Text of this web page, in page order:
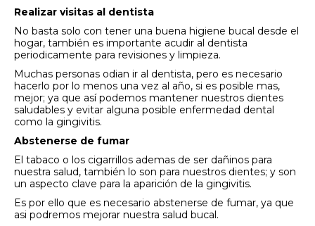
Realizar visitas al dentista
No basta solo con tener una buena higiene bucal desde el
hogar, también es importante acudir al dentista
periodicamente para revisiones y limpieza.
Muchas personas odian ir al dentista, pero es necesario
hacerlo por lo menos una vez al año, si es posible mas,
mejor; ya que así podemos mantener nuestros dientes
saludables y evitar alguna posible enfermedad dental
como la gingivitis.
Abstenerse de fumar
El tabaco o los cigarrillos ademas de ser dañinos para
nuestra salud, también lo son para nuestros dientes; y son
un aspecto clave para la aparición de la gingivitis.
Es por ello que es necesario abstenerse de fumar, ya que
asi podremos mejorar nuestra salud bucal.